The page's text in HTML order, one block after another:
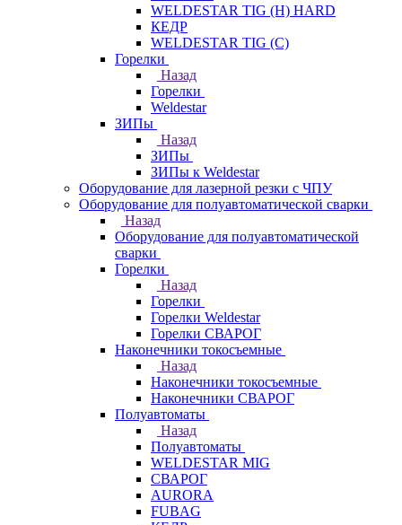
WELDESTAR TIG (H) HARD
КЕДР
WELDESTAR TIG (С)
Горелки
Назад
Горелки
Weldestar
ЗИПы
Назад
ЗИПы
ЗИПы к Weldestar
Оборудование для лазерной резки с ЧПУ
Оборудование для полуавтоматической сварки
Назад
Оборудование для полуавтоматической
сварки
Горелки
Назад
Горелки
Горелки Weldestar
Горелки СВАРОГ
Наконечники токосъемные
Назад
Наконечники токосъемные
Наконечники СВАРОГ
Полуавтоматы
Назад
Полуавтоматы
WELDESTAR MIG
СВАРОГ
AURORA
FUBAG